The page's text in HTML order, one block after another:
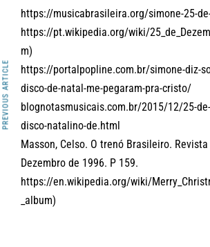
https://musicabrasileira.org/simone-25-
https://pt.wikipedia.org/wiki/
m)
https://portalpopline.com.br/simone-diz-
disco-de-natal-me-pegaram-pra-cristo/
blognotasmusicais.com.br/2015/12/25-
disco-natalino-de.html
Masson, Celso. O trenó Brasileiro.
Dezembro de 1996. P 159.
https://en.wikipedia.org/wiki/
_album)
PREVIOUS ARTICLE